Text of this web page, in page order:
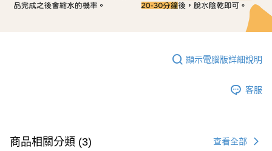
顯示電腦版詳細說明
客服
商品相關分類 (3) 查看全部